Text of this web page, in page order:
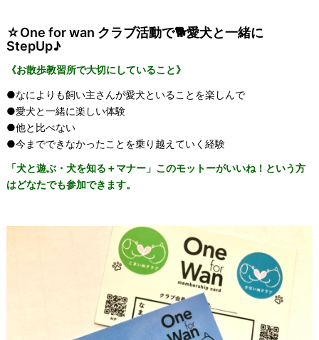
☆One for wan クラブ活動で🐕愛犬と一緒に
StepUp♪
《お散歩教習所で大切にしていること》
●なによりも飼い主さんが愛犬といることを楽しんで
●愛犬と一緒に楽しい体験
●他と比べない
●今までできなかったことを乗り越えていく経験
「犬と遊ぶ・犬を知る＋マナー」このモットーがいいね！という方
はどなたでも参加できます。